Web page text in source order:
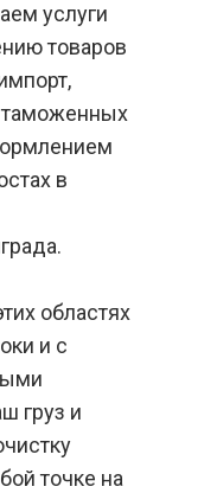
услуги
товаров
таможенных
в
областях
и с
груз и
точке на